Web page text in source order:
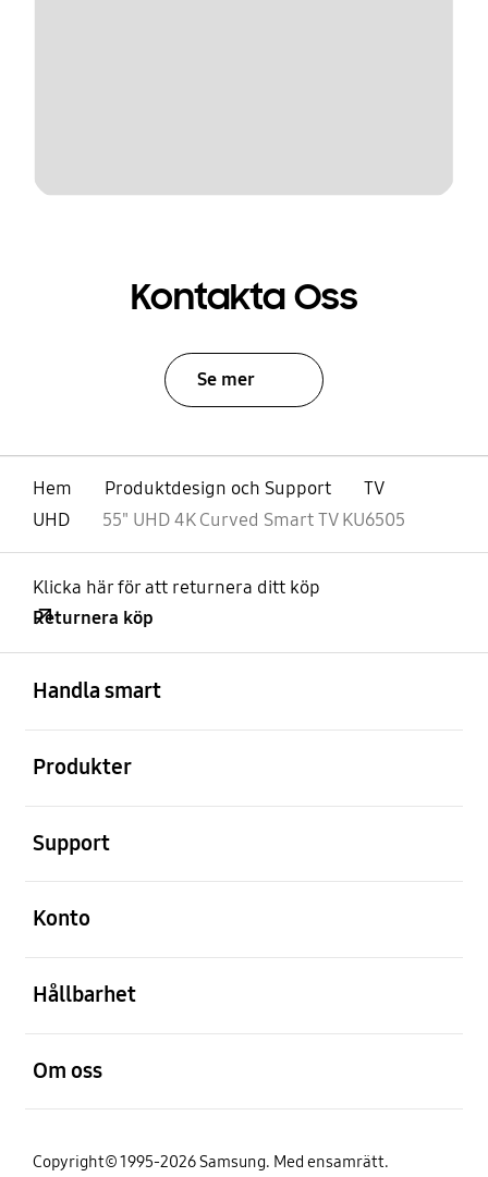
Kontakta Oss
Se mer
Hem Produktdesign och Support
TV
UHD
55" UHD 4K Curved Smart TV KU6505
Klicka här för att returnera ditt köp
Returnera köp
Handla smart
Produkter
Support
Konto
Hållbarhet
Om oss
Copyright© 1995-2026 Samsung. Med ensamrätt.